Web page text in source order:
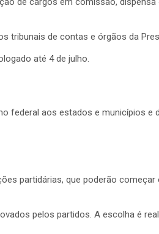
tribunais de contas e órgãos da
até 4 de julho.
federal aos estados e municípios e
partidárias, que poderão começar
pelos partidos. A escolha é